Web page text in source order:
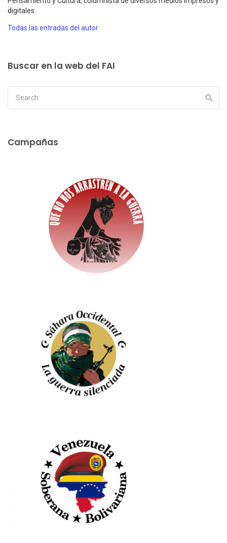
digitales.
Todas las entradas del autor
Buscar en la web del FAI
Campañas